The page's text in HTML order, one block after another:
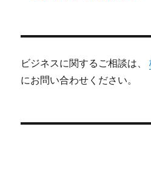
ビジネスに関するご相談は、
にお問い合わせください。